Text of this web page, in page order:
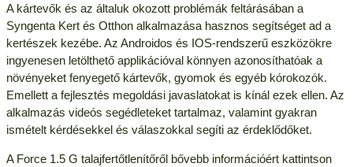
A kártevők és az általuk okozott problémák feltárásában a
Syngenta Kert és Otthon alkalmazása hasznos segítséget ad a
kertészek kezébe. Az Androidos és IOS-rendszerű eszközökre
ingyenesen letölthető applikációval könnyen azonosíthatóak a
növényeket fenyegető kártevők, gyomok és egyéb kórokozók.
Emellett a fejlesztés megoldási javaslatokat is kínál ezek ellen. Az
alkalmazás videós segédleteket tartalmaz, valamint gyakran
ismételt kérdésekkel és válaszokkal segíti az érdeklődőket.
A Force 1.5 G talajfertőtlenítőről bővebb információért kattintson